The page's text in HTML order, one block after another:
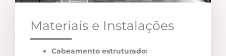
Materiais e Instalações
Cabeamento estruturado: